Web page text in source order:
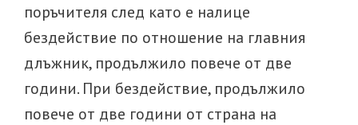
поръчителя след като е налице
бездействие по отношение на главния
длъжник, продължило повече от две
години. При бездействие, продължило
повече от две години от страна на